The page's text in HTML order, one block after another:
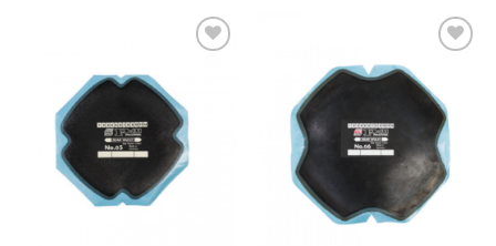
Πρόσθήκη
στην λίστα
επιθυμιών
Πρόσθήκη
στην λίστα
επιθυμιών